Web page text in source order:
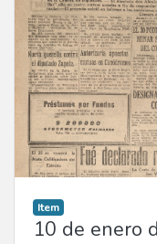
Item
10 de enero